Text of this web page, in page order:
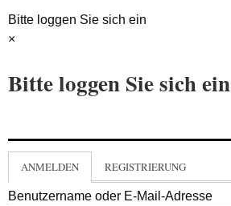
Bitte loggen Sie sich ein
×
Bitte loggen Sie sich ein
ANMELDEN REGISTRIERUNG
Benutzername oder E-Mail-Adresse